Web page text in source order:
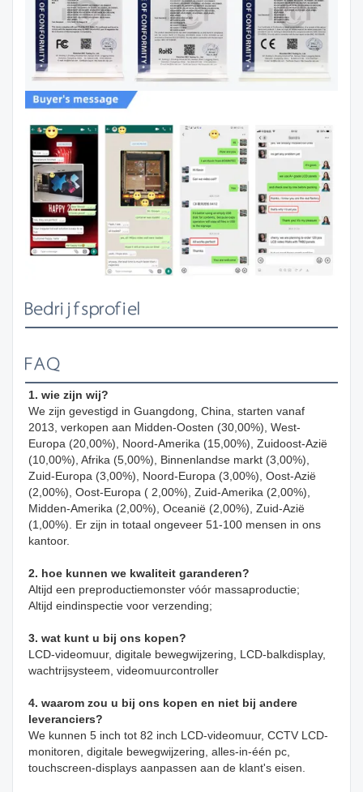
Bedrijfsprofiel
FAQ
1. wie zijn wij?
We zijn gevestigd in Guangdong, China, starten vanaf
2013, verkopen aan Midden-Oosten (30,00%), West-
Europa (20,00%), Noord-Amerika (15,00%), Zuidoost-Azië
(10,00%), Afrika (5,00%), Binnenlandse markt (3,00%),
Zuid-Europa (3,00%), Noord-Europa (3,00%), Oost-Azië
(2,00%), Oost-Europa ( 2,00%), Zuid-Amerika (2,00%),
Midden-Amerika (2,00%), Oceanië (2,00%), Zuid-Azië
(1,00%). Er zijn in totaal ongeveer 51-100 mensen in ons
kantoor.
2. hoe kunnen we kwaliteit garanderen?
Altijd een preproductiemonster vóór massaproductie;
Altijd eindinspectie voor verzending;
3. wat kunt u bij ons kopen?
LCD-videomuur, digitale bewegwijzering, LCD-balkdisplay,
wachtrijsysteem, videomuurcontroller
4. waarom zou u bij ons kopen en niet bij andere
leveranciers?
We kunnen 5 inch tot 82 inch LCD-videomuur, CCTV LCD-
monitoren, digitale bewegwijzering, alles-in-één pc,
touchscreen-displays aanpassen aan de klant's eisen.